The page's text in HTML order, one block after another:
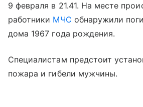
9 февраля в 21.41. На месте
работники МЧС обнаружили
дома 1967 года рождения.
Специалистам предстоит
пожара и гибели мужчины.